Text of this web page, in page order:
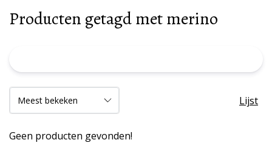
Producten getagd met merino
Lijst
Geen producten gevonden!